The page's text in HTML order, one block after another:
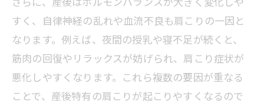
すく、自律神経の乱れや血流不良も肩こりの一因と
なります。例えば、夜間の授乳や寝不足が続くと、
筋肉の回復やリラックスが妨げられ、肩こり症状が
悪化しやすくなります。これら複数の要因が重なる
ことで、産後特有の肩こりが起こりやすくなるので